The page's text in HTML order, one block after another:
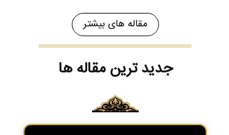
مقاله های بیشتر
جدید ترین مقاله ها